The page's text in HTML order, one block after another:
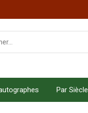
Par Siècle